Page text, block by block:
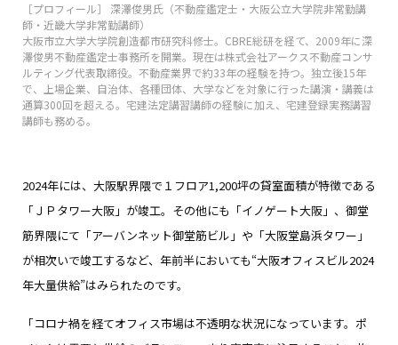
［プロフィール］ 深澤俊男氏（不動産鑑定士・大阪公立大学院非常勤講
師・近畿大学非常勤講師）
大阪市立大学大学院創造都市研究科修士。CBRE総研を経て、2009年に深
澤俊男不動産鑑定士事務所を開業。現在は株式会社アークス不動産コンサ
ルティング代表取締役。不動産業界で約33年の経験を持つ。独立後15年
で、上場企業、自治体、各種団体、大学などを対象に行った講演・講義は
通算300回を超える。宅建法定講習講師の経験に加え、宅建登録実務講習
講師も務める。
2024年には、大阪駅界隈で１フロア1,200坪の貸室面積が特徴である
「ＪＰタワー大阪」が竣工。その他にも「イノゲート大阪」、御堂
筋界隈にて「アーバンネット御堂筋ビル」や「大阪堂島浜タワー」
が相次いで竣工するなど、年前半においても“大阪オフィスビル2024
年大量供給”はみられたのです。
「コロナ禍を経てオフィス市場は不透明な状況になっています。ポ